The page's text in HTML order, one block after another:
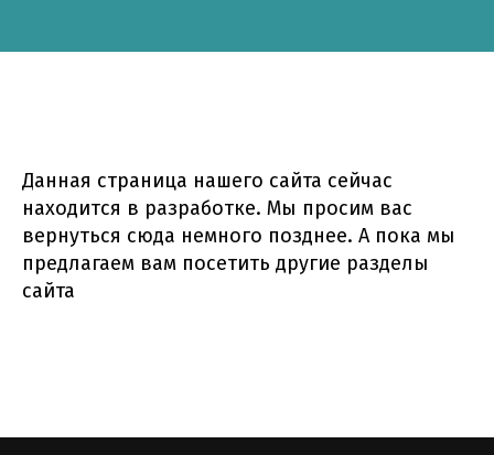
Данная страница нашего сайта сейчас
находится в разработке. Мы просим вас
вернуться сюда немного позднее. А пока мы
предлагаем вам посетить другие разделы
сайта